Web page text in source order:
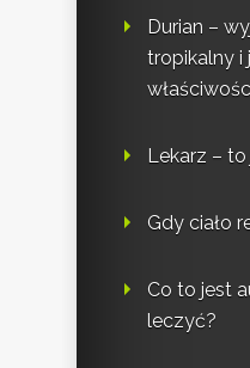
Durian –
tropikalny i
Lekarz –
Gdy ciało
Co to jest
leczyć?